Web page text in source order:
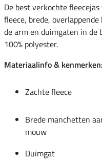
De best verkochte
fleece, brede,
de arm en duimgaten in de
100% polyester.
Materiaalinfo & kenmerken:
Zachte fleece
Brede manchetten
mouw
Duimgat